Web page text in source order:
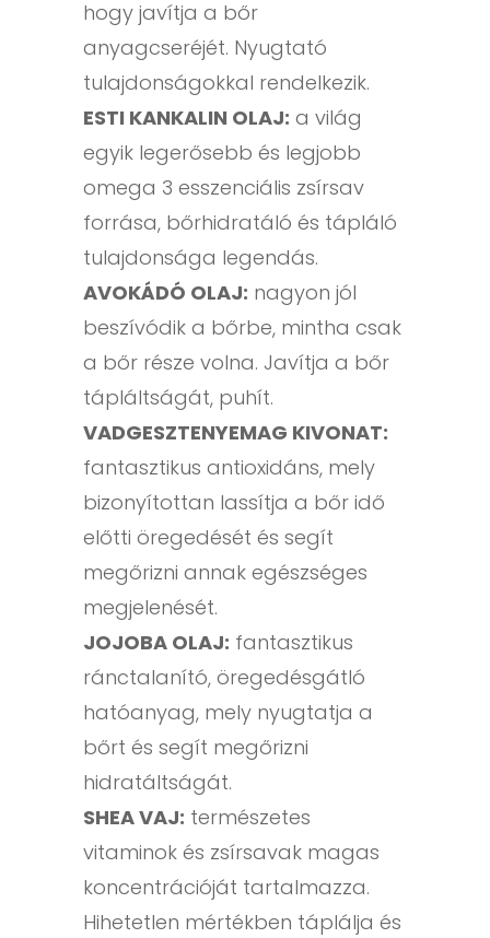
hogy javítja a bőr
anyagcseréjét. Nyugtató
tulajdonságokkal rendelkezik.
ESTI KANKALIN OLAJ: a világ
egyik legerősebb és legjobb
omega 3 esszenciális zsírsav
forrása, bőrhidratáló és tápláló
tulajdonsága legendás.
AVOKÁDÓ OLAJ: nagyon jól
beszívódik a bőrbe, mintha csak
a bőr része volna. Javítja a bőr
tápláltságát, puhít.
VADGESZTENYEMAG KIVONAT:
fantasztikus antioxidáns, mely
bizonyítottan lassítja a bőr idő
előtti öregedését és segít
megőrizni annak egészséges
megjelenését.
JOJOBA OLAJ: fantasztikus
ránctalanító, öregedésgátló
hatóanyag, mely nyugtatja a
bőrt és segít megőrizni
hidratáltságát.
SHEA VAJ: természetes
vitaminok és zsírsavak magas
koncentrációját tartalmazza.
Hihetetlen mértékben táplálja és